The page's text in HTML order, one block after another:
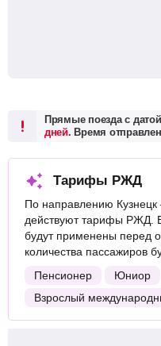
Прямые поезда с
дней. Время
Тарифы РЖД
По направлению
действуют тарифы РЖД.
будут применены перед
количества пассажиров
Пенсионер
Юниор
Взрослый